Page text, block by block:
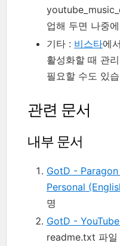
업해 두면 나중
기타 : 비스타에
활성화할 때 관
필요할 수도 있
관련 문서
내부 문서
GotD -
Personal
명
GotD -
readme.txt 파일